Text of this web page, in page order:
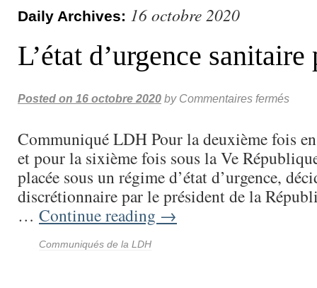
Daily Archives: 16 octobre 2020
L’état d’urgence sanitaire
Posted on 16 octobre 2020 by Commentaires fermés
Communiqué LDH Pour la deuxième fois
et pour la sixième fois sous la Ve
placée sous un régime d’état d’urgence,
discrétionnaire par le président de la
… Continue reading →
Communiqués de la LDH